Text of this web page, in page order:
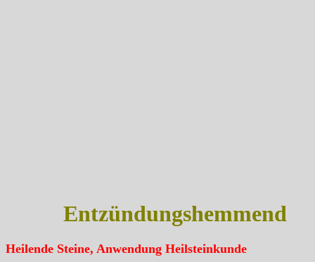
Entzündungshemmend
Heilende Steine, Anwendung Heilsteinkunde